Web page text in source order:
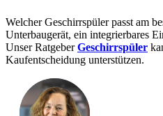
Welcher Geschirrspüler passt am
Unterbaugerät, ein integrierbares
Unser RatgeberGeschirrspüler
Kaufentscheidung unterstützen.